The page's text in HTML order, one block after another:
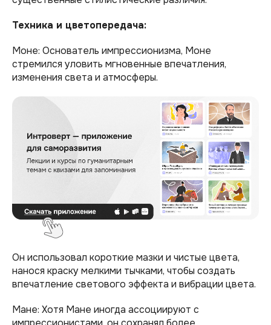
Техника и цветопередача:
Моне: Основатель импрессионизма, Моне
стремился уловить мгновенные впечатления,
изменения света и атмосферы.
Он использовал короткие мазки и чистые цвета,
нанося краску мелкими тычками, чтобы создать
впечатление светового эффекта и вибрации цвета.
Мане: Хотя Мане иногда ассоциируют с